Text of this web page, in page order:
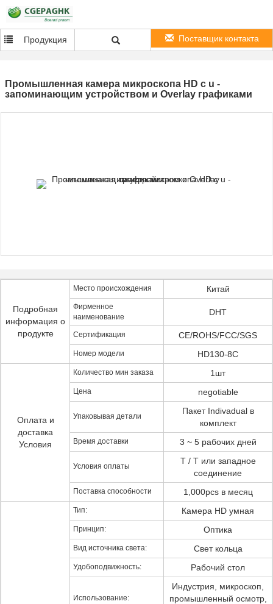
Продукция Поставщик контакта
Промышленная камера микроскопа HD с u -
запоминающим устройством и Overlay графиками
Подробная
информация о
продукте
Место происхождения Китай
Фирменное
наименование
DHT
Сертификация CE/ROHS/FCC/SGS
Номер модели HD130-8C
Оплата и
доставка
Условия
Количество мин заказа 1шт
Цена negotiable
Упаковывая детали
Пакет Indivadual в
комплект
Время доставки 3 ~ 5 рабочих дней
Условия оплаты
T / T или западное
соединение
Поставка способности 1,000pcs в месяц
Тип: Камера HD умная
Принцип: Оптика
Вид источника света: Свет кольца
Удобоподвижность: Рабочий стол
Использование:
Индустрия, микроскоп,
промышленный осмотр,